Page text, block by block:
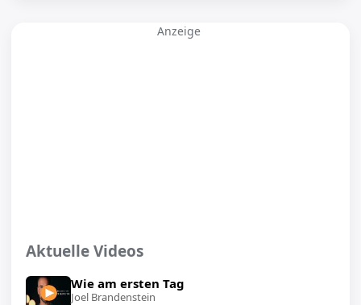
Anzeige
Aktuelle Videos
Wie am ersten Tag
Joel Brandenstein